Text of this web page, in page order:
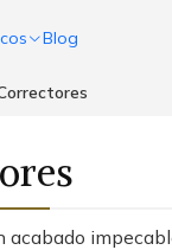
Blog